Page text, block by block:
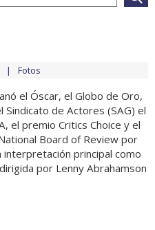
Fotos
el Óscar, el Globo de Oro,
Sindicato de Actores (SAG) el
el premio Critics Choice y el
Board of Review por
principal como
por Lenny Abrahamson